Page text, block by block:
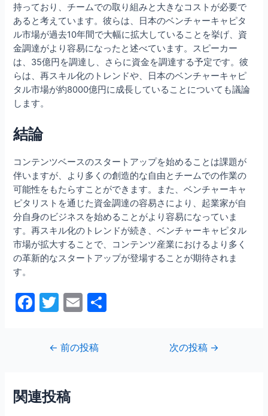
持っており、チームでの取り組みと大きなコストが必要で
あると考えています。彼らは、日本のベンチャーキャピタ
ル市場が過去10年間で大幅に拡大していることを挙げ、資
金調達がより容易になったと述べています。スピーカー
は、35億円を調達し、さらに資金を調達する予定です。彼
らは、再スキル化のトレンドや、日本のベンチャーキャピ
タル市場が約8000億円に成長していることについても議論
します。
結論
コンテンツベースのスタートアップを始めることは課題が
伴いますが、より多くの創造的な自由とチームでの作業の
可能性をもたらすことができます。また、ベンチャーキャ
ピタリストを通じた資金調達の容易さにより、起業家が自
分自身のビジネスを始めることがより容易になっていま
す。再スキル化のトレンドが続き、ベンチャーキャピタル
市場が拡大することで、コンテンツ産業におけるより多く
の革新的なスタートアップが登場することが期待されま
す。
F
o
T
itt
er
E
ai
l
ビ
ゲ
← 前の投稿 次の投稿 →
関連投稿